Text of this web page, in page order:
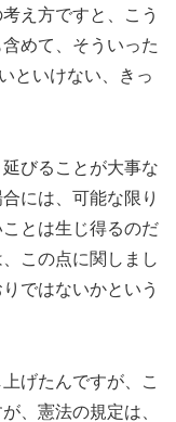
え方ですと、こう
めて、そういった
といけない、きっ
びることが大事な
には、可能な限り
とは生じ得るのだ
この点に関しまし
ではないかという
げたんですが、こ
、憲法の規定は、